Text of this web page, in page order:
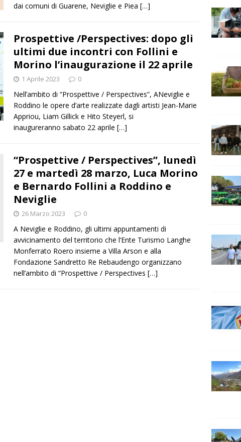
dai comuni di Guarene, Neviglie e Piea […]
Prospettive /Perspectives: dopo gli
ultimi due incontri con Follini e
Morino l’inaugurazione il 22 aprile
1 Aprile 2023 0
Nell’ambito di “Prospettive / Perspectives”, ANeviglie e
Roddino le opere d’arte realizzate dagli artisti Jean-Marie
Appriou, Liam Gillick e Hito Steyerl, si
inaugureranno sabato 22 aprile […]
“Prospettive / Perspectives”, lunedì
27 e martedì 28 marzo, Luca Morino
e Bernardo Follini a Roddino e
Neviglie
26 Marzo 2023 0
A Neviglie e Roddino, gli ultimi appuntamenti di
avvicinamento del territorio che l’Ente Turismo Langhe
Monferrato Roero insieme a Villa Arson e alla
Fondazione Sandretto Re Rebaudengo organizzano
nell’ambito di “Prospettive / Perspectives […]